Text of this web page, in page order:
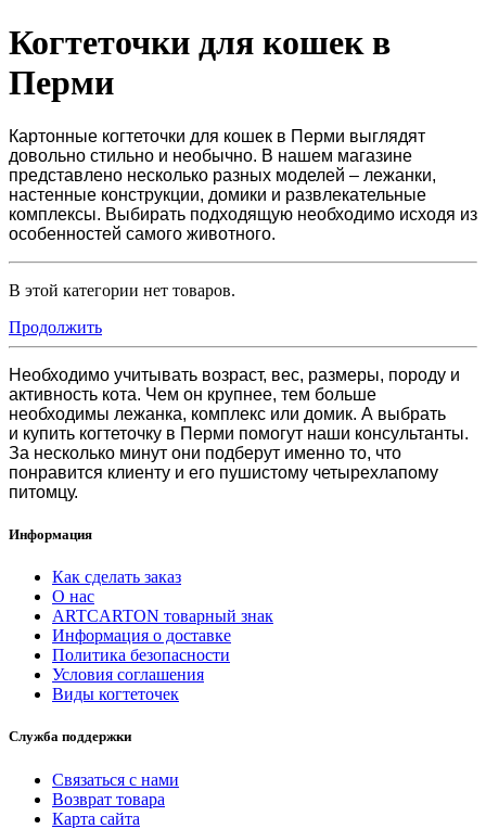
Когтеточки для кошек в
Перми
Картонные когтеточки для кошек в Перми выглядят
довольно стильно и необычно. В нашем магазине
представлено несколько разных моделей – лежанки,
настенные конструкции, домики и развлекательные
комплексы. Выбирать подходящую необходимо исходя из
особенностей самого животного.
В этой категории нет товаров.
Продолжить
Необходимо учитывать возраст, вес, размеры, породу и
активность кота. Чем он крупнее, тем больше
необходимы лежанка, комплекс или домик. А выбрать
и купить когтеточку в Перми помогут наши консультанты.
За несколько минут они подберут именно то, что
понравится клиенту и его пушистому четырехлапому
питомцу.
Информация
Как сделать заказ
О нас
ARTCARTON товарный знак
Информация о доставке
Политика безопасности
Условия соглашения
Виды когтеточек
Служба поддержки
Связаться с нами
Возврат товара
Карта сайта